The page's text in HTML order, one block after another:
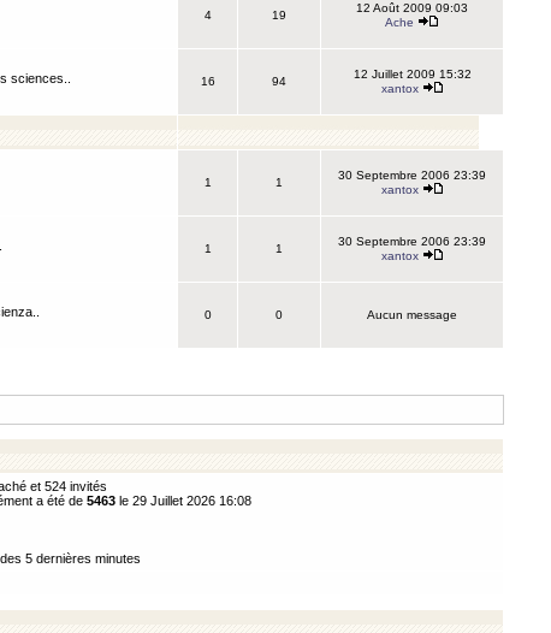
4 19
12 Août 2009 09:03
Ache
sciences..
16 94
12 Juillet 2009 15:32
xantox
1 1
30 Septembre 2006 23:39
xantox
1 1
30 Septembre 2006 23:39
xantox
0 0 Aucun message
et 524 invités
a été de 5463 le 29 Juillet 2026 16:08
5 dernières minutes